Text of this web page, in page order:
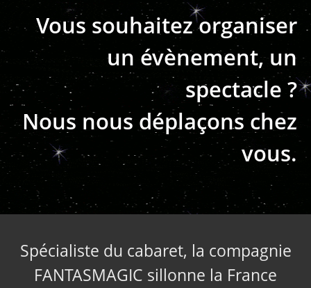
Vous souhaitez organiser
un évènement, un
spectacle ?
Nous nous déplaçons chez
vous.
Spécialiste du cabaret, la compagnie
FANTASMAGIC sillonne la France